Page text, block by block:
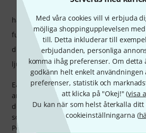
Med våra cookies vill vi erbjuda
möjliga shoppingupplevelsen
till. Detta inkluderar till
erbjudanden, personliga
komma ihåg preferenser. Om detta
godkänn helt enkelt användningen
preferenser, statistik och
att klicka på "Okej!" (visa
Du kan när som helst återkalla ditt
cookieinställningarna (
Easy to use and to carry along (I mean:
and very light! The weight comes from
doesn't give that "cheap" feeling. If you
something portable and easy to use, then
Portability and ease of setting it up are its
hantverkskvalitet
funktioner
drift
ljud